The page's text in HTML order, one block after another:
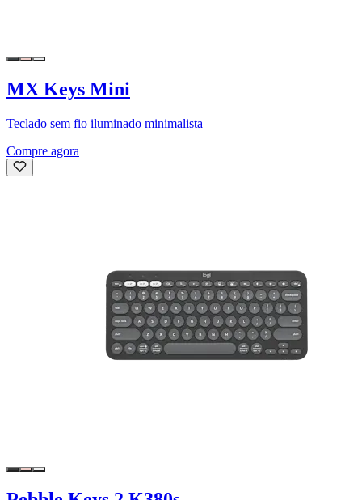
MX Keys Mini
Teclado sem fio iluminado minimalista
Compre agora